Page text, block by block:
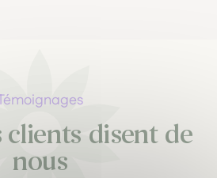
clients disent de
nous